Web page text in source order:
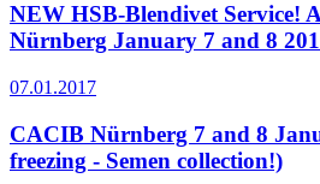
NEW HSB-Blendivet Service!
Nürnberg January 7 and 8
07.01.2017
CACIB Nürnberg 7 and 8
freezing - Semen collection!)